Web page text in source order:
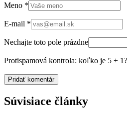
Meno *
E-mail *
Nechajte toto pole prázdne
Protispamová kontrola: koľko je 5 + 1?
Súvisiace články